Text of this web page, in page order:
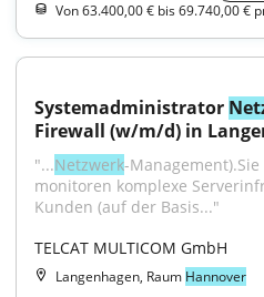
Von 63.400,00 € bis 69.740,00 €
Systemadministrator
Firewall (w/m/d) in
"...Netzwerk-
monitoren komplexe
Kunden (auf der Basis..."
TELCAT MULTICOM GmbH
Langenhagen, Raum Hannover